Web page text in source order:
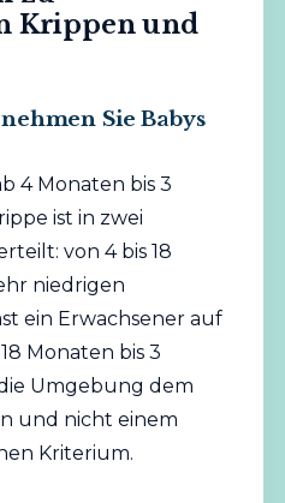
Krippen und
Sie Babys
4 Monaten bis 3
ist in zwei
von 4 bis 18
niedrigen
ein Erwachsener auf
Monaten bis 3
Umgebung dem
und nicht einem
Kriterium.